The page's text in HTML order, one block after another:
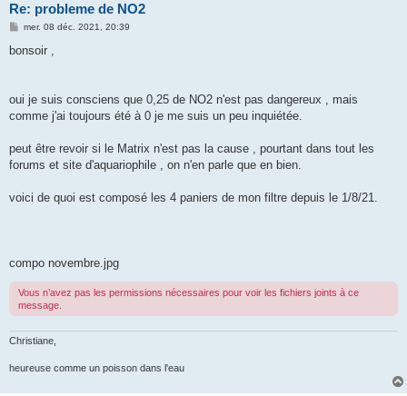
Re: probleme de NO2
M
s
mer. 08 déc. 2021, 20:39
bonsoir ,
oui je suis consciens que 0,25 de NO2 n'est pas dangereux , mais
comme j'ai toujours été à 0 je me suis un peu inquiétée.
peut être revoir si le Matrix n'est pas la cause , pourtant dans tout les
forums et site d'aquariophile , on n'en parle que en bien.
voici de quoi est composé les 4 paniers de mon filtre depuis le 1/8/21.
compo novembre.jpg
Vous n’avez pas les permissions nécessaires pour voir les fichiers joints à ce
message.
Christiane,
heureuse comme un poisson dans l'eau